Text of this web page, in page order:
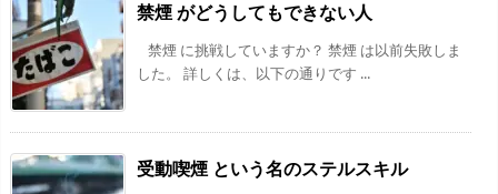
禁煙 がどうしてもできない人
禁煙 に挑戦していますか？ 禁煙 は以前失敗しま
した。 詳しくは、以下の通りです ...
受動喫煙 という名のステルスキル